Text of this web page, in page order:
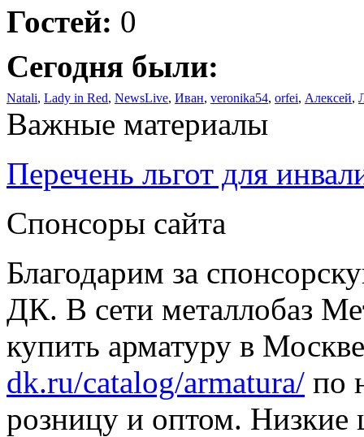
Гостей: 0
Сегодня были:
Natali, Lady in Red, NewsLive, Иван, veronika54, orfei, Алексей,
Важные материалы
Перечень льгот для
Спонсоры сайта
Благодарим за
ДК. В сети металлобаз
купить арматуру в
dk.ru/catalog/armatura/ по
розницу и оптом. Низкие